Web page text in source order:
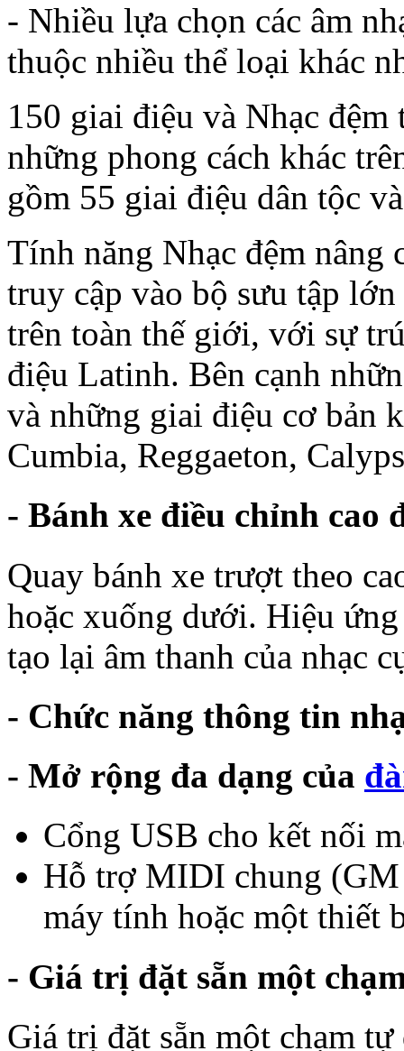
- Nhiều lựa chọn các âm
thuộc nhiều thể loại khác
150 giai điệu và Nhạc
những phong cách khác
gồm 55 giai điệu dân tộc
Tính năng Nhạc đệm nâng
truy cập vào bộ sưu tập
trên toàn thế giới, với sự
điệu Latinh. Bên cạnh
và những giai điệu cơ bản
Cumbia, Reggaeton,
- Bánh xe điều chỉnh cao
Quay bánh xe trượt theo
hoặc xuống dưới. Hiệu
tạo lại âm thanh của nhạc
- Chức năng thông tin
- Mở rộng đa dạng của
Cổng USB cho kết nối
Hỗ trợ MIDI chung
máy tính hoặc một thiết
- Giá trị đặt sẵn một
Giá trị đặt sẵn một chạm